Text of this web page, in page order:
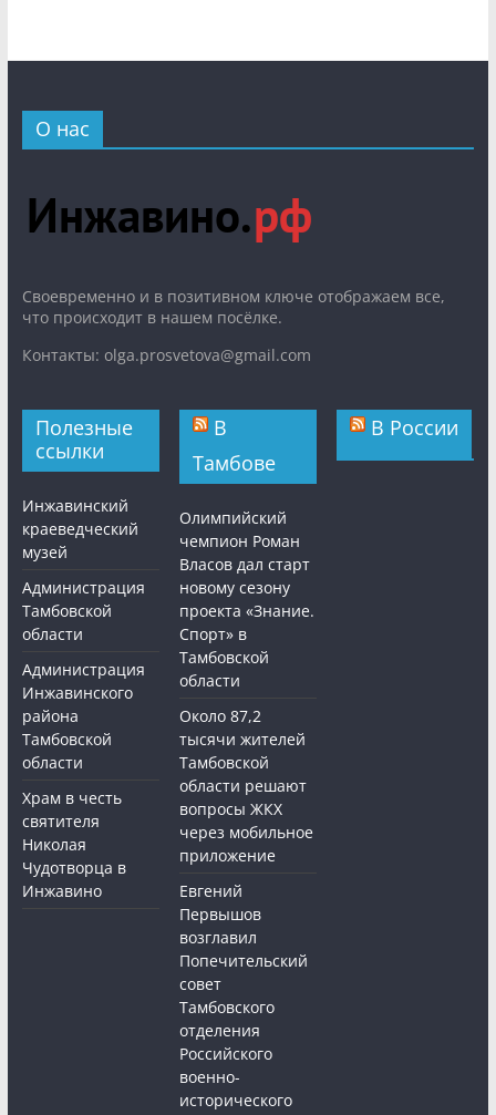
О нас
Cвоевременно и в позитивном ключе отображаем все,
что происходит в нашем посёлке.
Контакты: olga.prosvetova@gmail.com
Полезные
ссылки
Инжавинский
краеведческий
музей
Администрация
Тамбовской
области
Администрация
Инжавинского
района
Тамбовской
области
Храм в честь
святителя
Николая
Чудотворца в
Инжавино
В
Тамбове
Олимпийский
чемпион Роман
Власов дал старт
новому сезону
проекта «Знание.
Спорт» в
Тамбовской
области
Около 87,2
тысячи жителей
Тамбовской
области решают
вопросы ЖКХ
через мобильное
приложение
Евгений
Первышов
возглавил
Попечительский
совет
Тамбовского
отделения
Российского
военно-
исторического
В России